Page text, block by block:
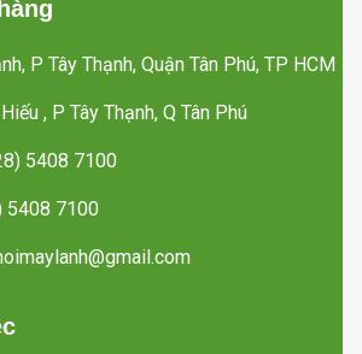
dể dàng di chuyển mọi
chính hãng
P Tây Thạnh, Quận Tân Phú, TP HCM
, P Tây Thạnh, Q Tân Phú
5408 7100
5408 7100